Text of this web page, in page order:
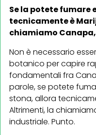
Se la potete fumare
tecnicamente è
chiamiamo
Non è necessario
botanico per capire
fondamentali fra
parole, se potete
stona, allora
Altrimenti, la
industriale. Punto.